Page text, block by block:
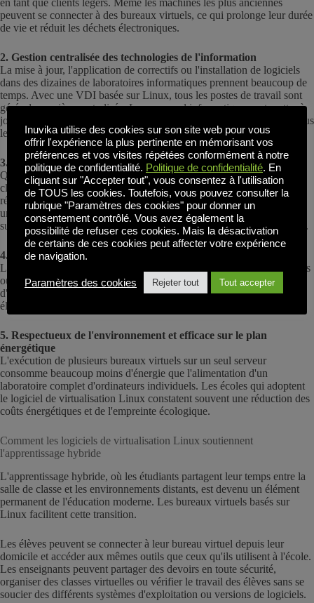
en tant que clients légers. Même les machines les plus anciennes
peuvent se connecter à des bureaux virtuels, ce qui prolonge leur durée
de vie et réduit les déchets électroniques.
2. Gestion centralisée des technologies de l'information
La mise à jour, l'application de correctifs ou l'installation de logiciels
dans des dizaines de laboratoires informatiques prennent beaucoup de
temps. Avec une VDI basée sur Linux, tous les postes de travail sont
gérés de manière centralisée. Le personnel informatique peut mettre à
jour une image et les changements apparaissent instantanément sur tous
les postes de travail des étudiants et des professeurs.
3. Accès sécurisé en tout lieu
Que les élèves travaillent sur leurs devoirs depuis leur domicile ou en
classe, leurs données restent protégées. Les systèmes Linux sont
réputés pour leur sécurité et leur stabilité, et lorsqu'ils sont associés à
une configuration VDI, les écoles bénéficient d'une protection
supplémentaire contre les accès non autorisés et les pertes de données.
4. Expérience d'apprentissage cohérente
Les bureaux virtuels garantissent que chaque élève a accès aux mêmes
outils logiciels, quel que soit l'appareil qu'il utilise. Cela permet
d'uniformiser les règles du jeu, en particulier dans les écoles où les
élèves ne disposent pas forcément d'ordinateurs puissants à la maison.
5. Respectueux de l'environnement et efficace sur le plan
énergétique
L'exécution de plusieurs bureaux virtuels sur un seul serveur
consomme beaucoup moins d'énergie que l'alimentation d'un
laboratoire complet d'ordinateurs individuels. Les écoles qui adoptent
le logiciel de virtualisation Linux constatent souvent une réduction des
coûts énergétiques et de l'empreinte écologique.
Comment les logiciels de virtualisation Linux soutiennent
l'apprentissage hybride
L'apprentissage hybride, où les étudiants partagent leur temps entre la
salle de classe et les environnements distants, est devenu un élément
permanent de l'éducation moderne. Les bureaux virtuels basés sur
Linux facilitent cette transition.
Les élèves peuvent se connecter à leur bureau virtuel depuis leur
domicile et accéder aux mêmes outils que ceux qu'ils utilisent à l'école.
Les enseignants peuvent partager des devoirs en toute sécurité,
organiser des classes virtuelles ou vérifier le travail des élèves sans se
soucier des différents systèmes d'exploitation ou versions de logiciels.
Inuvika utilise des cookies sur son site web pour vous
offrir l'expérience la plus pertinente en mémorisant vos
préférences et vos visites répétées conformément à notre
politique de confidentialité. Politique de confidentialité. En
cliquant sur "Accepter tout", vous consentez à l'utilisation
de TOUS les cookies. Toutefois, vous pouvez consulter la
rubrique "Paramètres des cookies" pour donner un
consentement contrôlé. Vous avez également la
possibilité de refuser ces cookies. Mais la désactivation
de certains de ces cookies peut affecter votre expérience
de navigation.
Paramètres des cookies Rejeter tout Tout accepter